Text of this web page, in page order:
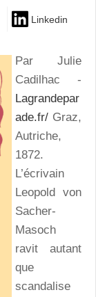
Linkedin
Par Julie
Cadilhac -
Lagrandepar
ade.fr/ Graz,
Autriche,
1872.
L’écrivain
Leopold von
Sacher-
Masoch
ravit autant
que
scandalise